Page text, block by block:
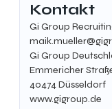
Kontakt
Gi Group
Gi Group
Emmericher
40474 Düsseldorf
www.gigroup.de